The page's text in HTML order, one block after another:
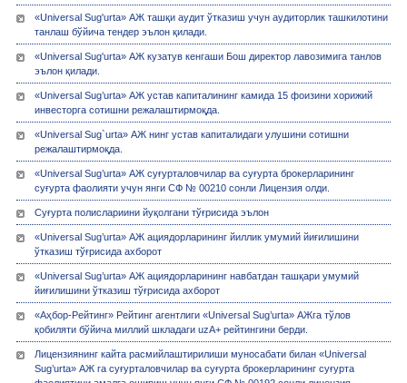
«Universal Sug'urta» АЖ ташқи аудит ўтказиш учун аудиторлик ташкилотини
танлаш бўйича тендер эълон қилади.
«Universal Sug'urta» АЖ кузатув кенгаши Бош директор лавозимига танлов
эълон қилади.
«Universal Sug’urta» АЖ устав капиталининг камида 15 фоизини хорижий
инвесторга сотишни режалаштирмоқда.
«Universal Sug`urta» АЖ нинг устав капиталидаги улушини сотишни
режалаштирмоқда.
«Univеrsal Sug’urta» АЖ суғурталовчилар ва суғурта брокерларининг
суғурта фаолияти учун янги СФ № 00210 сонли Лицензия олди.
Суғурта полислариини йуқолгани тўғрисида эълон
«Universal Sug’urta» АЖ ациядорларининг йиллик умумий йиғилишини
ўтказиш тўғрисида ахборот
«Universal Sug’urta» АЖ ациядорларининг навбатдан ташқари умумий
йиғилишини ўтказиш тўғрисида ахборот
«Аҳбор-Рейтинг» Рейтинг агентлиги «Universal Sug’urta» АЖга тўлов
қобиляти бўйича миллий шкладаги uzA+ рейтингини берди.
Лицензиянинг кайта расмийлаштирилиши муносабати билан «Univеrsal
Sug’urta» АЖ га суғурталовчилар ва суғурта брокерларининг суғурта